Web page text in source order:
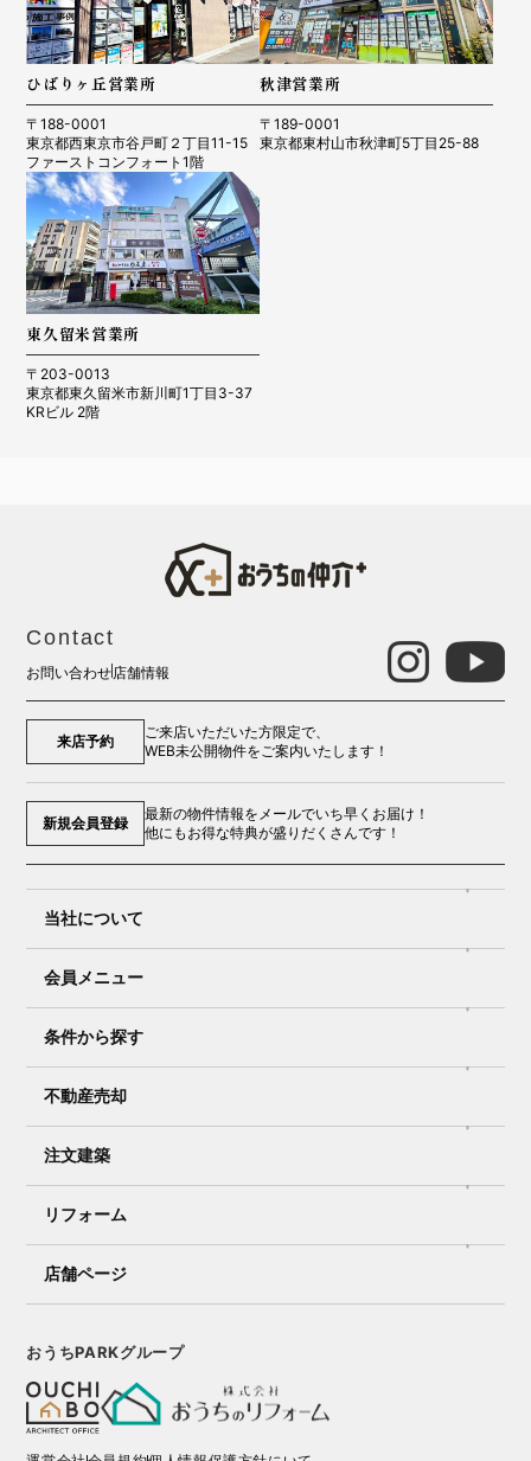
ひばりヶ丘営業所
〒188-0001
東京都西東京市谷戸町２丁目11-15
ファーストコンフォート1階
秋津営業所
〒189-0001
東京都東村山市秋津町5丁目25-88
東久留米営業所
〒203-0013
東京都東久留米市新川町1丁目3-37
KRビル 2階
Contact
お問い合わせ 店舗情報
来店予約
ご来店いただいた方限定で、
WEB未公開物件をご案内いたします！
新規会員登録
最新の物件情報をメールでいち早くお届け！
他にもお得な特典が盛りだくさんです！
当社について
会員メニュー
条件から探す
不動産売却
注文建築
リフォーム
店舗ページ
おうちPARKグループ